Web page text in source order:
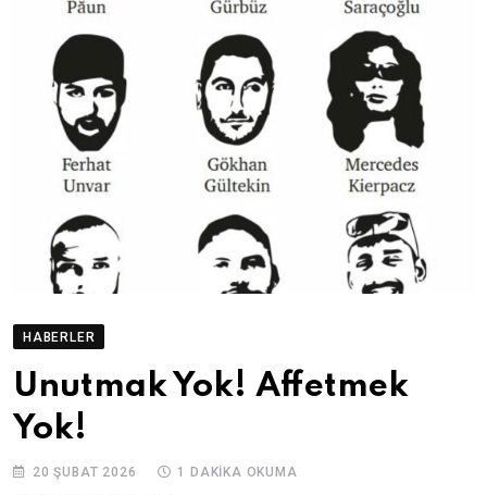
HABERLER
Unutmak Yok! Affetmek
Yok!
20 ŞUBAT 2026 1 DAKIKA OKUMA